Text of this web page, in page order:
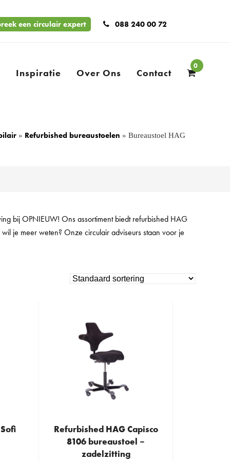
een circulair expert 088 240 00 72
Inspiratie Over Ons Contact
0
» Refurbished bureaustoelen » Bureaustoel HAG
bij OPNIEUW! Ons assortiment biedt refurbished HAG
je meer weten? Onze circulair adviseurs staan voor je
This
product
Refurbished HAG Capisco
8106 bureaustoel –
zadelzitting